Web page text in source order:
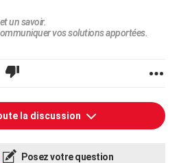
un savoir.
vos solutions apportées.
la discussion
Posez votre question